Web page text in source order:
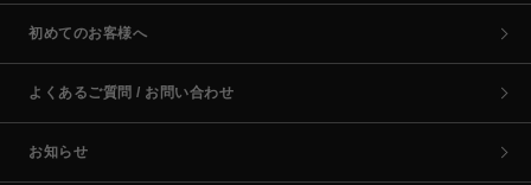
初めてのお客様へ
よくあるご質問 / お問い合わせ
お知らせ